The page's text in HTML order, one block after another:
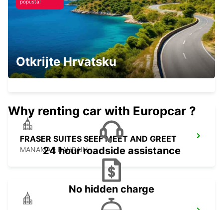
RAMEE GRAND HOTEL SPA MEET AND
GREET
MANAMA - BAHRAIN
FRASER SUITES SEEF MEET AND GREET
MANAMA - BAHRAIN
popusta!
Otkrijte Hrvatsku
Why renting car with Europcar ?
24 hour roadside assistance
No hidden charge